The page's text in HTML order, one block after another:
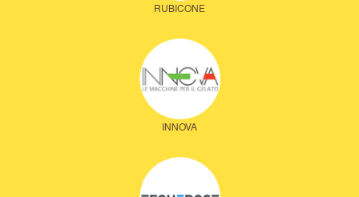
RUBICONE
INNOVA